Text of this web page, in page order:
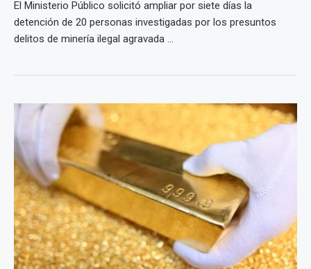
El Ministerio Público solicitó ampliar por siete días la
detención de 20 personas investigadas por los presuntos
delitos de minería ilegal agravada ...